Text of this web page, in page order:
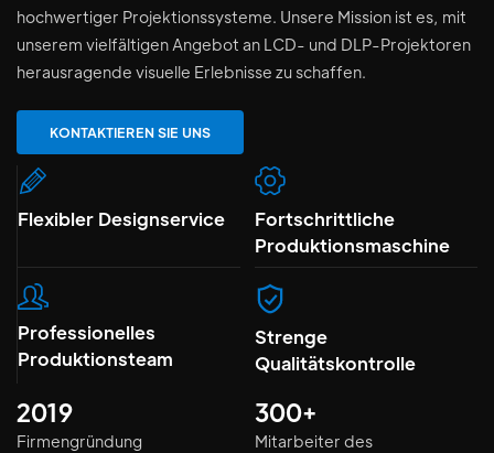
hochwertiger Projektionssysteme. Unsere Mission ist es, mit
unserem vielfältigen Angebot an LCD- und DLP-Projektoren
herausragende visuelle Erlebnisse zu schaffen.
KONTAKTIEREN SIE UNS
Flexibler Designservice
Fortschrittliche
Produktionsmaschine
Professionelles
Produktionsteam
Strenge
Qualitätskontrolle
2019
Firmengründung
300+
Mitarbeiter des